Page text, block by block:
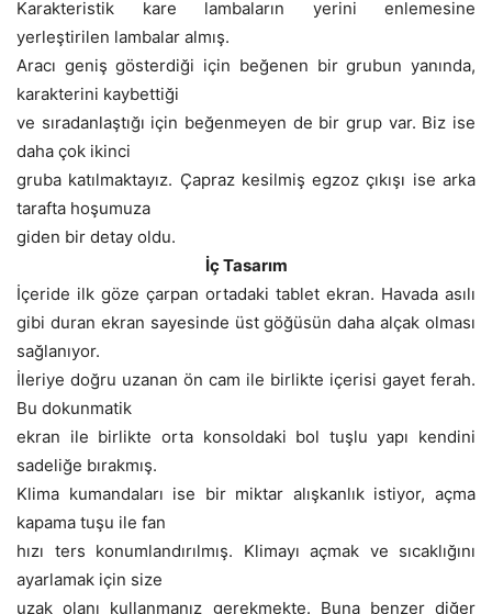
Karakteristik kare lambaların yerini enlemesine
yerleştirilen lambalar almış.
Aracı geniş gösterdiği için beğenen bir grubun yanında,
karakterini kaybettiği
ve sıradanlaştığı için beğenmeyen de bir grup var. Biz ise
daha çok ikinci
gruba katılmaktayız. Çapraz kesilmiş egzoz çıkışı ise arka
tarafta hoşumuza
giden bir detay oldu.
İç Tasarım
İçeride ilk göze çarpan ortadaki tablet ekran. Havada asılı
gibi duran ekran sayesinde üst göğüsün daha alçak olması
sağlanıyor.
İleriye doğru uzanan ön cam ile birlikte içerisi gayet ferah.
Bu dokunmatik
ekran ile birlikte orta konsoldaki bol tuşlu yapı kendini
sadeliğe bırakmış.
Klima kumandaları ise bir miktar alışkanlık istiyor, açma
kapama tuşu ile fan
hızı ters konumlandırılmış. Klimayı açmak ve sıcaklığını
ayarlamak için size
uzak olanı kullanmanız gerekmekte. Buna benzer diğer